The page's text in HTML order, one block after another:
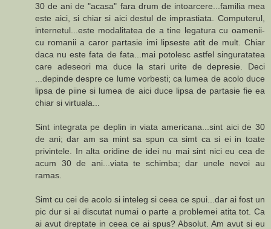
30 de ani de "acasa" fara drum de intoarcere...familia mea
este aici, si chiar si aici destul de imprastiata. Computerul,
internetul...este modalitatea de a tine legatura cu oamenii-
cu romanii a caror partasie imi lipseste atit de mult. Chiar
daca nu este fata de fata...mai potolesc astfel singuratatea
care adeseori ma duce la stari urite de depresie. Deci
...depinde despre ce lume vorbesti; ca lumea de acolo duce
lipsa de piine si lumea de aici duce lipsa de partasie fie ea
chiar si virtuala...
Sint integrata pe deplin in viata americana...sint aici de 30
de ani; dar am sa mint sa spun ca simt ca si ei in toate
privintele. In alta oridine de idei nu mai sint nici eu cea de
acum 30 de ani...viata te schimba; dar unele nevoi au
ramas.
Simt cu cei de acolo si inteleg si ceea ce spui...dar ai fost un
pic dur si ai discutat numai o parte a problemei atita tot. Ca
ai avut dreptate in ceea ce ai spus? Absolut. Am avut si eu